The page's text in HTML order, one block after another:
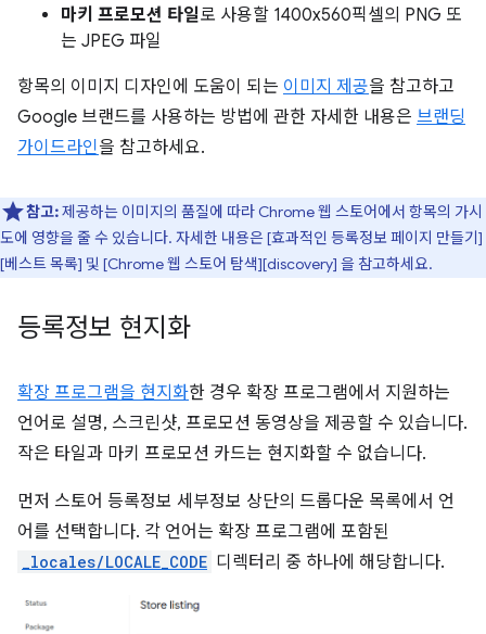
마키 프로모션 타일로 사용할 1400x560픽셀의 PNG 또
는 JPEG 파일
항목의 이미지 디자인에 도움이 되는 이미지 제공을 참고하고
Google 브랜드를 사용하는 방법에 관한 자세한 내용은 브랜딩
가이드라인을 참고하세요.
참고:제공하는 이미지의 품질에 따라 Chrome 웹 스토어에서 항목의 가시
도에 영향을 줄 수 있습니다. 자세한 내용은 [효과적인 등록정보 페이지 만들기]
[베스트 목록] 및 [Chrome 웹 스토어 탐색][discovery] 을 참고하세요.
등록정보 현지화
확장 프로그램을 현지화한 경우 확장 프로그램에서 지원하는
언어로 설명, 스크린샷, 프로모션 동영상을 제공할 수 있습니다.
작은 타일과 마키 프로모션 카드는 현지화할 수 없습니다.
먼저 스토어 등록정보 세부정보 상단의 드롭다운 목록에서 언
어를 선택합니다. 각 언어는 확장 프로그램에 포함된
_locales/LOCALE_CODE 디렉터리 중 하나에 해당합니다.